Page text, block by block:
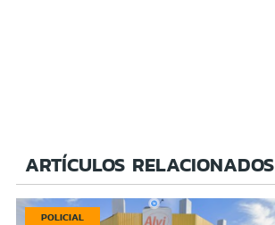
ARTÍCULOS RELACIONADOS
POLICIAL